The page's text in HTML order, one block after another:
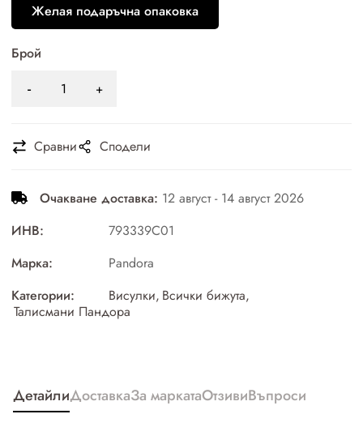
Желая подаръчна опаковка
Брой
Сравни Сподели
Очакване доставка: 12 август - 14 август 2026
ИНВ:
793339C01
Марка:
Pandora
Категории:
Висулки, Всички бижута,
Талисмани Пандора
ДетайлиДоставкаЗа маркатаОтзивиВъпроси